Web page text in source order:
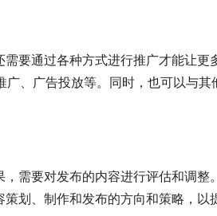
要通过各种方式进行推广才能让
广、广告投放等。同时，也可以与
需要对发布的内容进行评估和调
划、制作和发布的方向和策略，以